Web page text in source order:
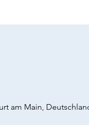
am Main,